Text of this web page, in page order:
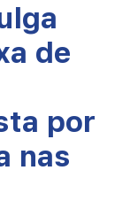
de
por
nas